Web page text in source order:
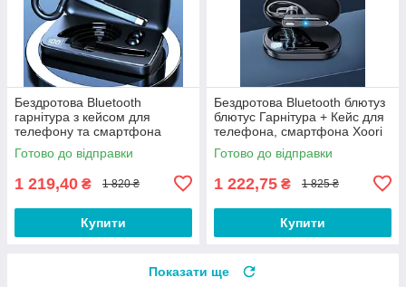
Бездротова Bluetooth
гарнітура з кейсом для
телефону та смартфона
Joodiu 740F
Готово до відправки
1 219,40 ₴ 1 820 ₴
Купити
Бездротова Bluetooth блютуз
блютус Гарнітура + Кейс для
телефона, смартфона Xoori
FD43
Готово до відправки
1 222,75 ₴ 1 825 ₴
Купити
Показати ще